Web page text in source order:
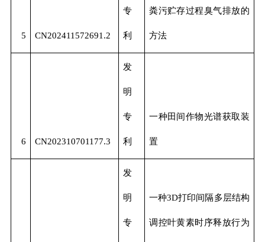
5 CN202411572691.2
专
利
粪污贮存过程臭气排放的
方法
6 CN202310701177.3
发
明
专
利
一种田间作物光谱获取装
置
发
明
专
一种3D打印间隔多层结构
调控叶黄素时序释放行为